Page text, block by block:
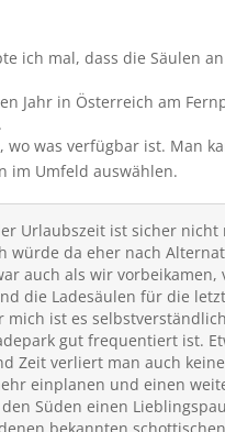
ich mal, dass die Säulen
Jahr in Österreich am
wo was verfügbar ist. Man
im Umfeld auswählen.
Urlaubszeit ist sicher
würde da eher nach
auch als wir
die Ladesäulen für die
mich ist es
gut frequentiert ist.
Zeit verliert man auch
einplanen und einen
Süden einen